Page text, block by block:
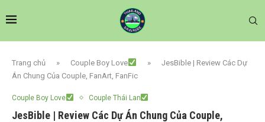
Trang chủ » Couple Boy Love »
JesBible | Review Các Dự
Án Chung Của Couple, FanArt, FanFic
Couple Boy Love Couple Thái Lan
JesBible | Review Các Dự Án Chung Của Couple,